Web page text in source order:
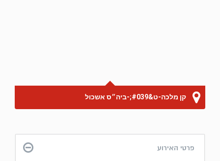
קן מלכה-ט&#039;-ביה״ס אשכול
פרטי האירוע